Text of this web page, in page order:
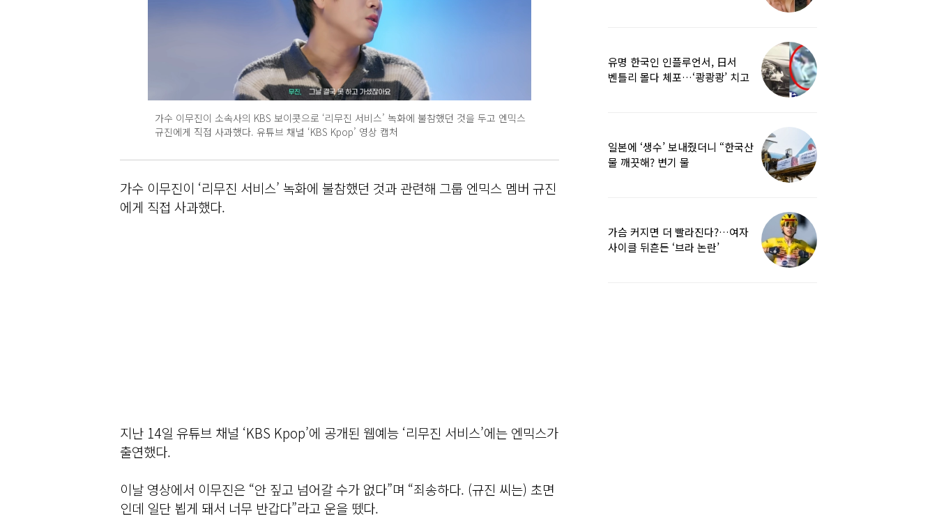
가수 이무진이 소속사의 KBS 보이콧으로 ‘리무진 서비스’ 녹화에 불참했던 것을 두고 엔믹스
규진에게 직접 사과했다. 유튜브 채널 ‘KBS Kpop’ 영상 캡처
가수 이무진이 ‘리무진 서비스’ 녹화에 불참했던 것과 관련해 그룹 엔믹스 멤버 규진
에게 직접 사과했다.
지난 14일 유튜브 채널 ‘KBS Kpop’에 공개된 웹예능 ‘리무진 서비스’에는 엔믹스가
출연했다.
이날 영상에서 이무진은 “안 짚고 넘어갈 수가 없다”며 “죄송하다. (규진 씨는) 초면
인데 일단 뵙게 돼서 너무 반갑다”라고 운을 뗐다.
유명 한국인 인플루언서, 日서
벤틀리 몰다 체포…‘쾅쾅쾅’ 치고
일본에 ‘생수’ 보내줬더니 “한국산
물 깨끗해? 변기 물
가슴 커지면 더 빨라진다?…여자
사이클 뒤흔든 ‘브라 논란’